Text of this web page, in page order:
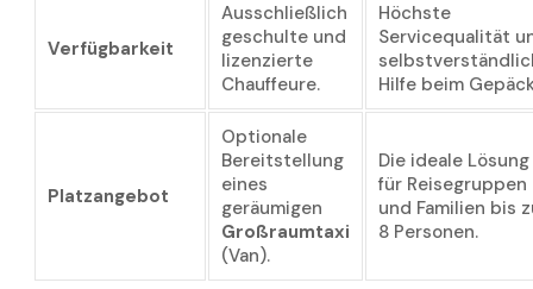
Verfügbarkeit
Ausschließlich
geschulte und
lizenzierte
Chauffeure.
Höchste
Servicequalität
Hilfe beim
Platzangebot
Optionale
Bereitstellung
eines
geräumigen
Großraumtaxi
(Van).
Die ideale Lösung
für Reisegruppen
und Familien bis
8 Personen.